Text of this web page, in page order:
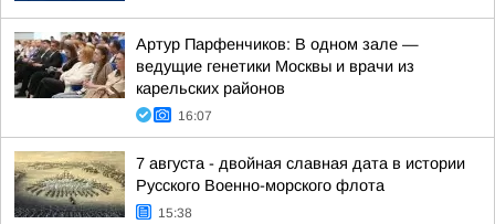
Артур Парфенчиков: В одном зале —
ведущие генетики Москвы и врачи из
карельских районов
16:07
7 августа - двойная славная дата в истории
Русского Военно-морского флота
15:38